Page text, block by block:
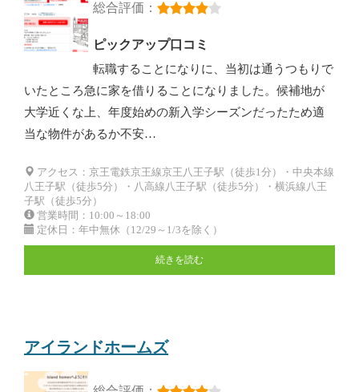
総合評価：
ピックアップ口コミ
転職することになりに、当初は通うつもりで
いたところ急に家を借りることになりました。候補地が
大学近くな上、年度始めの新入学シーズンだったため適
当な物件があるか不安…
アクセス：京王電鉄京王線京王八王子駅（徒歩1分）・中央本線
八王子駅（徒歩5分）・八高線八王子駅（徒歩5分）・横浜線八王
子駅（徒歩5分）
営業時間：10:00～18:00
定休日：年中無休（12/29～1/3を除く）
続きを読む
アイランドホームズ